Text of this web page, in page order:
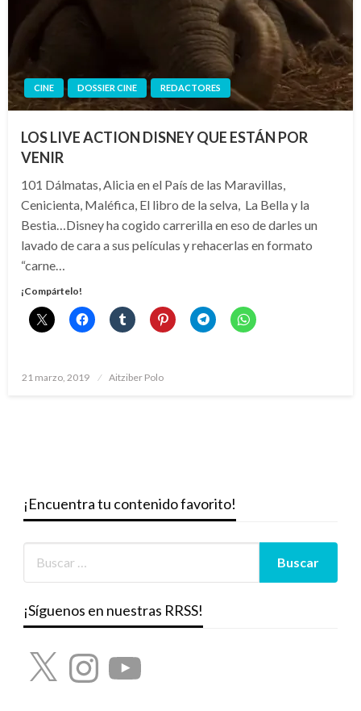
CINE DOSSIER CINE REDACTORES
LOS LIVE ACTION DISNEY QUE ESTÁN POR
VENIR
101 Dálmatas, Alicia en el País de las Maravillas,
Cenicienta, Maléfica, El libro de la selva, La Bella y la
Bestia…Disney ha cogido carrerilla en eso de darles un
lavado de cara a sus películas y rehacerlas en formato
“carne…
¡Compártelo!
Publicado
21 marzo, 2019 Aitziber Polo
¡Encuentra tu contenido favorito!
¡Síguenos en nuestras RRSS!
X InstagramYouTube